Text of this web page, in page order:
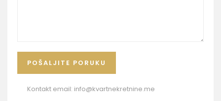
Kontakt email: info@kvartnekretnine.me